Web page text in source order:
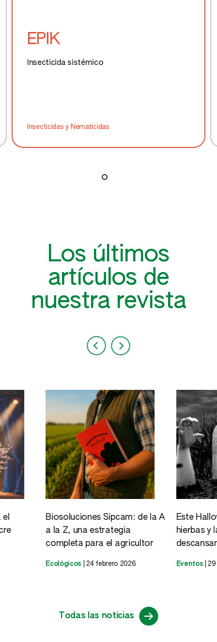
EPIK
Insecticida sistémico
Insecticidas y Nematicidas
Los últimos
artículos de
nuestra revista
Biosoluciones Sipcam: de la A
a la Z, una estrategia
completa para el agricultor
Ecológicos |24 febrero 2026
Este
hierbas y
Eventos |29
Todas las noticias